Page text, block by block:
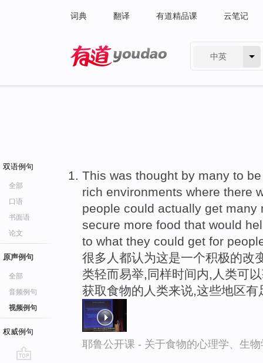
词典 翻译 有道精品课 云笔记
中英
双语例句
全部
口语
书面语
论文
原声例句
全部
音频例句
视频例句
权威例句
This was thought by many to
rich environments where there
people could actually get
secure more food that would
to what they could get for
很多人都认为这是一个积极的改
类轻而易举,同样时间内,人类可
获取食物的人类来说,这些地区
耶鲁公开课 - 关于食物的心理学、生